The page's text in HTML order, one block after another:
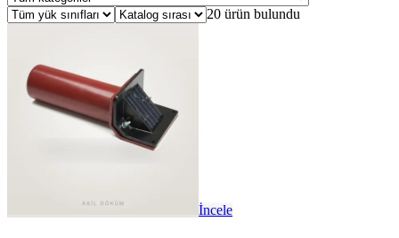
20 ürün bulundu
İncele